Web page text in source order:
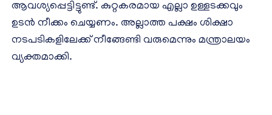
ആവശ്യപ്പെട്ടിട്ടുണ്ട്. കുറ്റകരമായ എല്ലാ ഉള്ളടക്കവും
ഉടന്‍ നീക്കം ചെയ്യണം. അല്ലാത്ത പക്ഷം ശിക്ഷാ
നടപടികളിലേക്ക് നീങ്ങേണ്ടി വരുമെന്നും മന്ത്രാലയം
വ്യക്തമാക്കി.